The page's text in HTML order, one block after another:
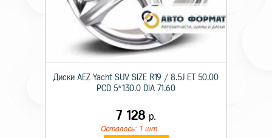
Диски AEZ Yacht SUV SIZE R19 / 8.5J ET 50.00
PCD 5*130.0 DIA 71.60
7 128 р.
Осталось: 1 шт.